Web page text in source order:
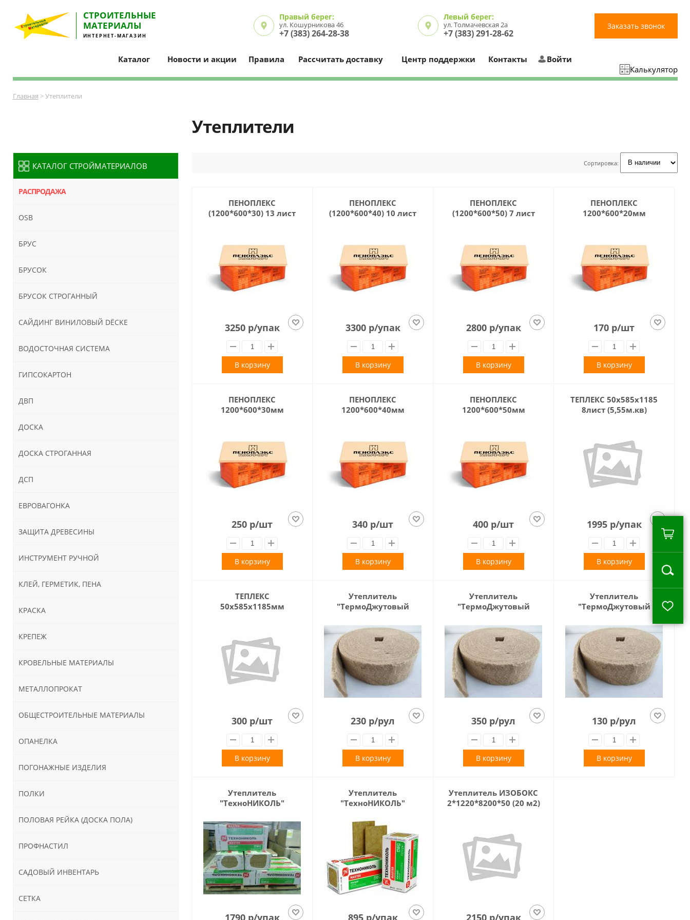
СТРОИТЕЛЬНЫE
МАТЕРИАЛЫ
ИНТЕРНЕТ-МАГАЗИН
Правый берег:
ул. Кошурникова 46
+7 (383) 264-28-38
Левый берег:
ул. Толмачевская 2а
+7 (383) 291-28-62
Заказать звонок
Каталог Новости и акции Правила Рассчитать доставку Центр поддержки Контакты
Войти
Калькулятор
Главная > Утеплители
Утеплители
Сортировка:
ПЕНОПЛЕКС
(1200*600*30) 13 лист
3250 р/упак
В корзину
ПЕНОПЛЕКС
(1200*600*40) 10 лист
3300 р/упак
В корзину
ПЕНОПЛЕКС
(1200*600*50) 7 лист
2800 р/упак
В корзину
ПЕНОПЛЕКС
1200*600*20мм
170 р/шт
В корзину
ПЕНОПЛЕКС
1200*600*30мм
250 р/шт
В корзину
ПЕНОПЛЕКС
1200*600*40мм
340 р/шт
В корзину
ПЕНОПЛЕКС
1200*600*50мм
400 р/шт
В корзину
ТЕПЛЕКС 50х585х1185
8лист (5,55м.кв)
1995 р/упак
В корзину
ТЕПЛЕКС
50х585х1185мм
300 р/шт
В корзину
Утеплитель
"ТермоДжутовый
230 р/рул
В корзину
Утеплитель
"ТермоДжутовый
350 р/рул
В корзину
Утеплитель
"ТермоДжутовый
130 р/рул
В корзину
Утеплитель
"ТехноНИКОЛЬ"
мм (6лист) 4.32кв.м
1790 р/упак
Утеплитель
"ТехноНИКОЛЬ"
мм (6лист) 4.32кв.м
895 р/упак
Утеплитель ИЗОБОКС
2*1220*8200*50 (20 м2)
2150 р/упак
КАТАЛОГ СТРОЙМАТЕРИАЛОВ
РАСПРОДАЖА
OSB
БРУС
БРУСОК
БРУСОК СТРОГАННЫЙ
САЙДИНГ ВИНИЛОВЫЙ DЁCKE
ВОДОСТОЧНАЯ СИСТЕМА
ГИПСОКАРТОН
ДВП
ДОСКА
ДОСКА СТРОГАННАЯ
ДСП
ЕВРОВАГОНКА
ЗАЩИТА ДРЕВЕСИНЫ
ИНСТРУМЕНТ РУЧНОЙ
КЛЕЙ, ГЕРМЕТИК, ПЕНА
КРАСКА
КРЕПЕЖ
КРОВЕЛЬНЫЕ МАТЕРИАЛЫ
МЕТАЛЛОПРОКАТ
ОБЩЕСТРОИТЕЛЬНЫЕ МАТЕРИАЛЫ
ОПАНЕЛКА
ПОГОНАЖНЫЕ ИЗДЕЛИЯ
ПОЛКИ
ПОЛОВАЯ РЕЙКА (ДОСКА ПОЛА)
ПРОФНАСТИЛ
САДОВЫЙ ИНВЕНТАРЬ
СЕТКА